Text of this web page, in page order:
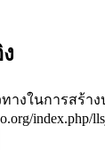
ทางในการสร้
index.php/